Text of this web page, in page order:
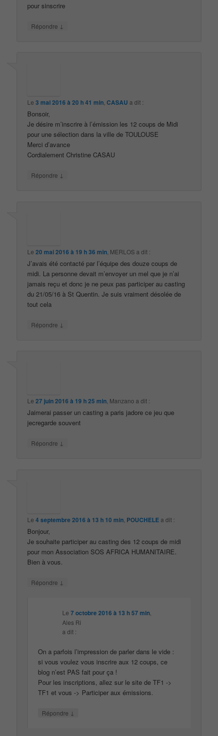
pour sinscrire
Répondre ↓
Le3 mai 2016 à 20 h 41 min ,CASAU a dit :
Bonsoir,
Je désire m’inscrire à l’émission les 12 coups de Midi
pour une sélection dans la ville de TOULOUSE
Merci d’avance
Cordialement Christine CASAU
Répondre ↓
Le20 mai 2016 à 19 h 36 min MERLOS a dit :
J’avais été contacté par l’équipe des douze coups de
midi. La personne devait m’envoyer un mel que je n’ai
jamais reçu et donc je ne peux pas participer au casting
du 21/05/16 à St Quentin. Je suis vraiment désolée de
tout cela
Répondre ↓
Le27 juin 2016 à 19 h 25 min Manzano a dit :
Jaimerai passer un casting a paris jadore ce jeu que
jecregarde souvent
Répondre ↓
Le4 septembre 2016 à 13 h 10 min POUCHELEa dit :
Bonjour,
Je souhaite participer au casting des 12 coups de midi
pour mon Association SOS AFRICA HUMANITAIRE.
Bien à vous.
Répondre ↓
Le7 octobre 2016 à 13 h 57 min
Ales Ri
a dit :
On a parfois l’impression de parler dans le vide :
si vous voulez vous inscrire aux 12 coups, ce
blog n’est PAS fait pour ça !
Pour les inscriptions, allez sur le site de TF1 ->
TF1 et vous -> Participer aux émissions.
Répondre ↓